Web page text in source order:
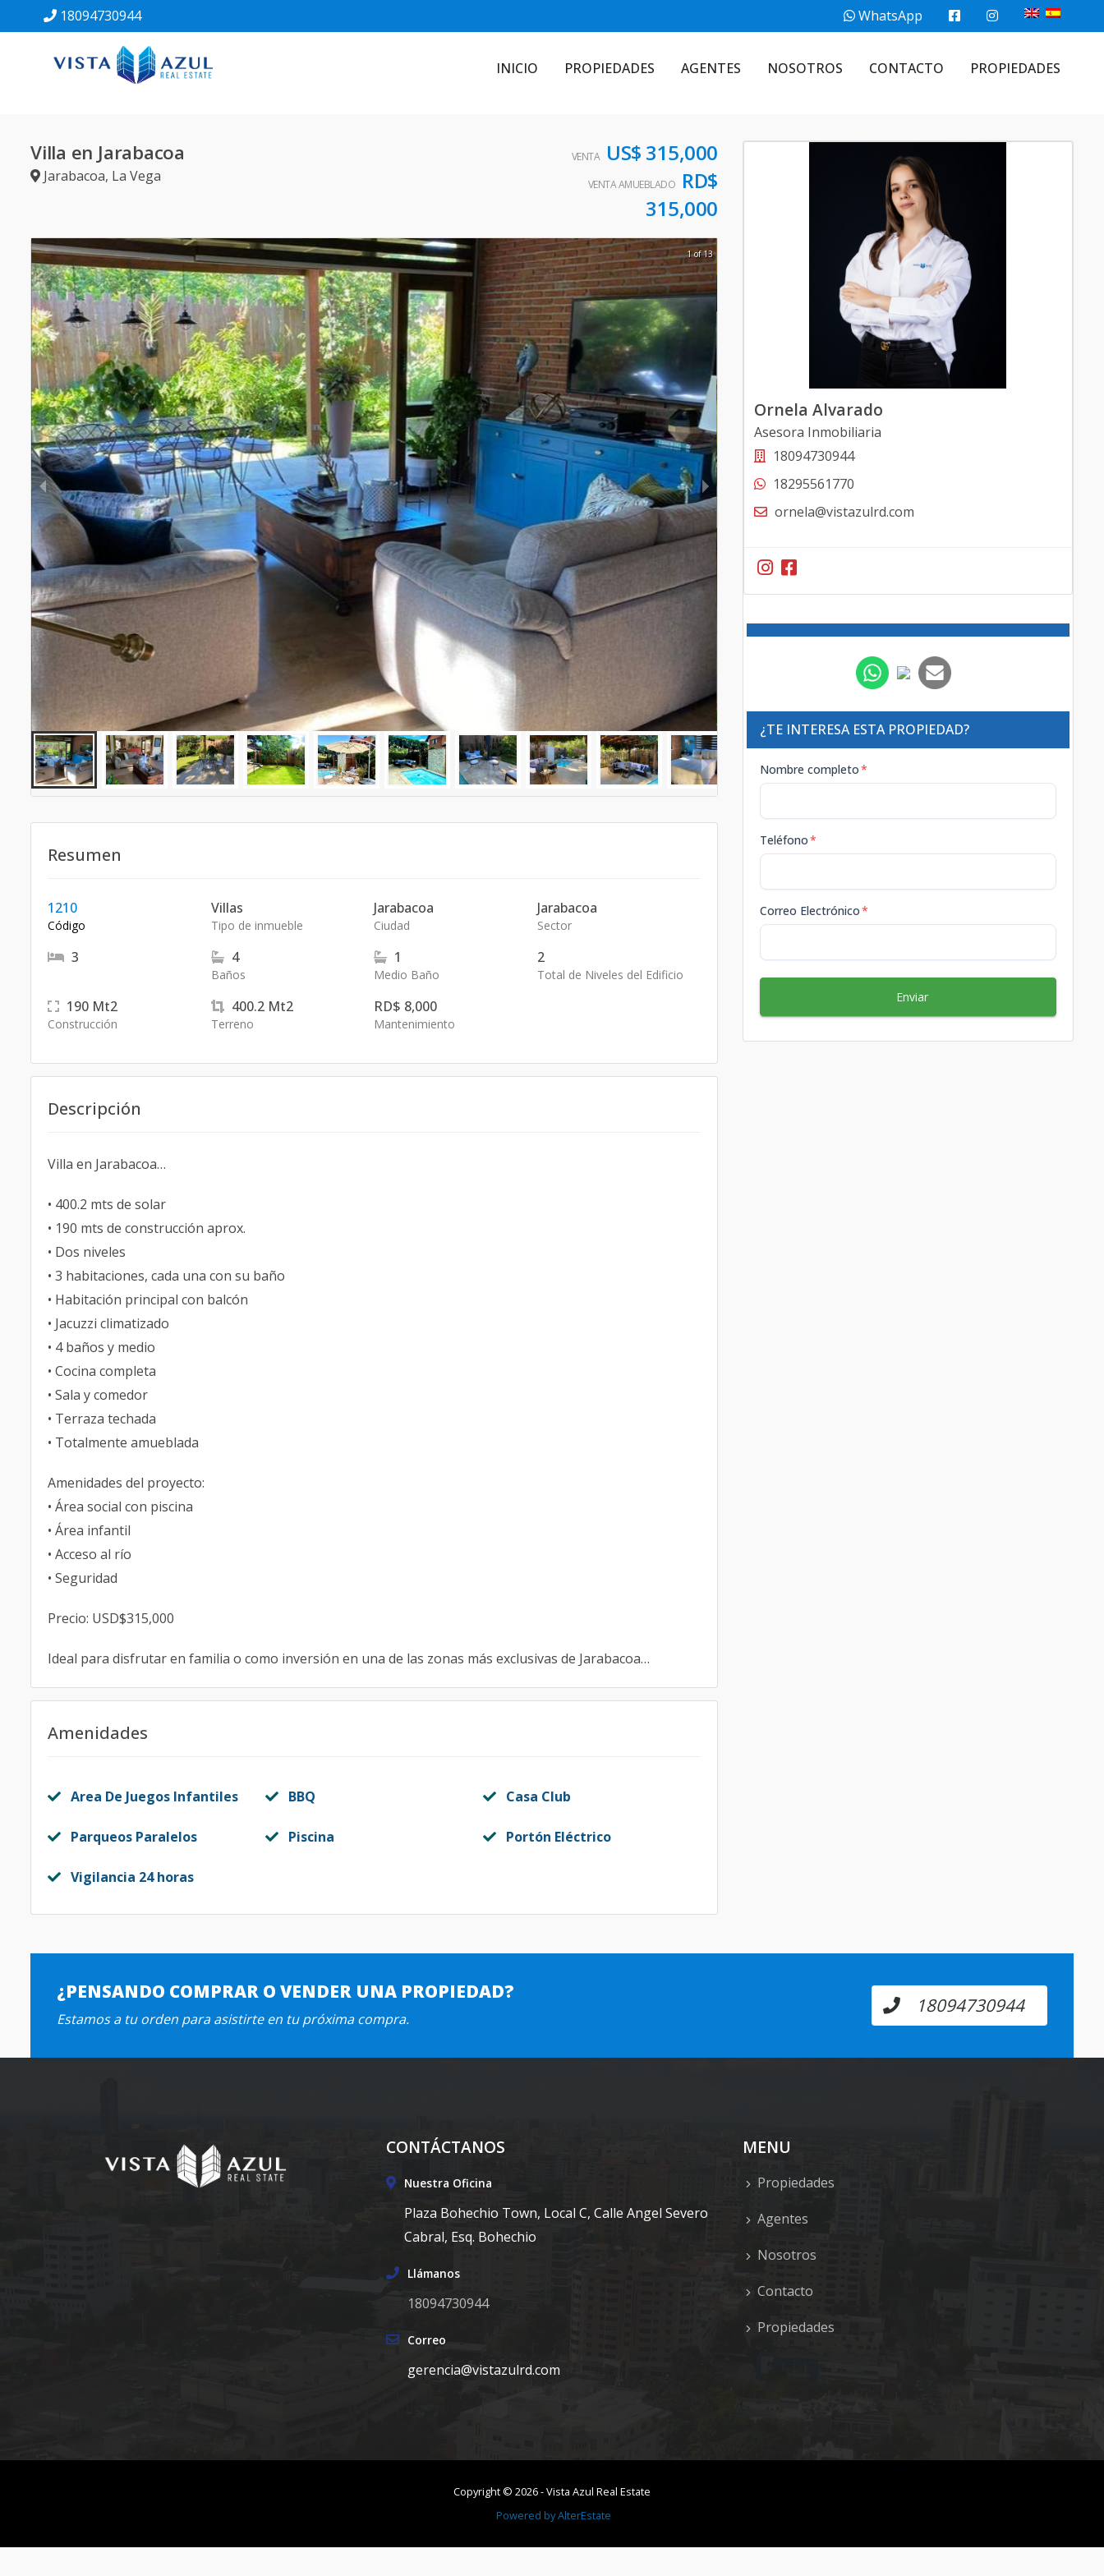
18094730944 WhatsApp
INICIO PROPIEDADES AGENTES NOSOTROS CONTACTO PROPIEDADES
Villa en Jarabacoa
Jarabacoa, La Vega
VENTA US$ 315,000
VENTA AMUEBLADO RD$
315,000
1 of 13
Resumen
1210
Código
Villas
Tipo de inmueble
Jarabacoa
Ciudad
Jarabacoa
Sector
3 4
Baños
1
Medio Baño
2
Total de Niveles del Edificio
190 Mt2
Construcción
400.2 Mt2
Terreno
RD$ 8,000
Mantenimiento
Descripción
Villa en Jarabacoa…
• 400.2 mts de solar
• 190 mts de construcción aprox.
• Dos niveles
• 3 habitaciones, cada una con su baño
• Habitación principal con balcón
• Jacuzzi climatizado
• 4 baños y medio
• Cocina completa
• Sala y comedor
• Terraza techada
• Totalmente amueblada
Amenidades del proyecto:
• Área social con piscina
• Área infantil
• Acceso al río
• Seguridad
Precio: USD$315,000
Ideal para disfrutar en familia o como inversión en una de las zonas más exclusivas de Jarabacoa…
Amenidades
Area De Juegos Infantiles BBQ Casa Club
Parqueos Paralelos Piscina Portón Eléctrico
Vigilancia 24 horas
Ornela Alvarado
Asesora Inmobiliaria
18094730944
18295561770
ornela@vistazulrd.com
¿TE INTERESA ESTA PROPIEDAD?
Nombre completo*
Teléfono*
Correo Electrónico*
Enviar
¿PENSANDO COMPRAR O VENDER UNA PROPIEDAD?
Estamos a tu orden para asistirte en tu próxima compra.
18094730944
CONTÁCTANOS
Nuestra Oficina
Plaza Bohechio Town, Local C, Calle Angel Severo
Cabral, Esq. Bohechio
Llámanos
18094730944
Correo
gerencia@vistazulrd.com
MENU
Propiedades
Agentes
Nosotros
Contacto
Propiedades
Copyright © 2026-Vista Azul Real Estate
Powered byAlterEstate